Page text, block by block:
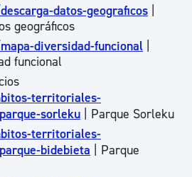
datos-geograficos
geográficos
diversidad-funcional
funcional
territoriales-
sorleku | Parque Sorleku
territoriales-
bidebieta | Parque